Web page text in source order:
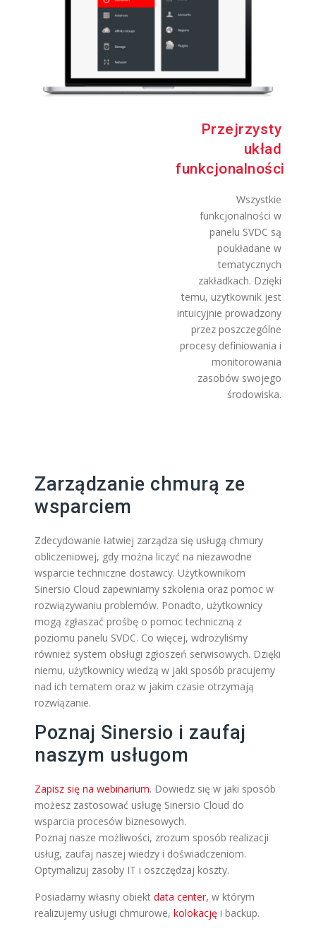
Przejrzysty
układ
funkcjonalności
Wszystkie
funkcjonalności w
panelu SVDC są
poukładane w
tematycznych
zakładkach. Dzięki
temu, użytkownik jest
intuicyjnie prowadzony
przez poszczególne
procesy definiowania i
monitorowania
zasobów swojego
środowiska.
Zarządzanie chmurą ze
wsparciem
Zdecydowanie łatwiej zarządza się usługą chmury
obliczeniowej, gdy można liczyć na niezawodne
wsparcie techniczne dostawcy. Użytkownikom
Sinersio Cloud zapewniamy szkolenia oraz pomoc w
rozwiązywaniu problemów. Ponadto, użytkownicy
mogą zgłaszać prośbę o pomoc techniczną z
poziomu panelu SVDC. Co więcej, wdrożyliśmy
również system obsługi zgłoszeń serwisowych. Dzięki
niemu, użytkownicy wiedzą w jaki sposób pracujemy
nad ich tematem oraz w jakim czasie otrzymają
rozwiązanie.
Poznaj Sinersio i zaufaj
naszym usługom
Zapisz się na webinarium. Dowiedz się w jaki sposób
możesz zastosować usługę Sinersio Cloud do
wsparcia procesów biznesowych.
Poznaj nasze możliwości, zrozum sposób realizacji
usług, zaufaj naszej wiedzy i doświadczeniom.
Optymalizuj zasoby IT i oszczędzaj koszty.
Posiadamy własny obiekt data center, w którym
realizujemy usługi chmurowe, kolokację i backup.